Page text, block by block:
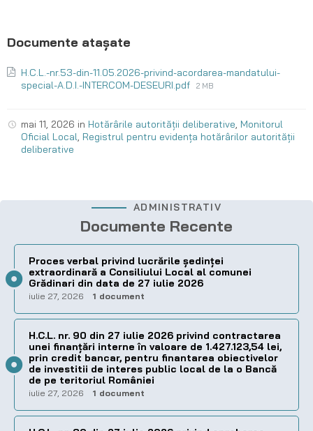
H.C.L.-nr.53-din-11.05.2026-privind-acordarea-mandatului-
special-A.D.I.-INTERCOM-DESEURI.pdf
2 MB
mai 11, 2026 in Hotărârile autorității deliberative, Monitorul
Oficial Local, Registrul pentru evidența hotărârilor autorității
deliberative
ADMINISTRATIV
Documente Recente
Proces verbal privind lucrările ședinței
extraordinară a Consiliului Local al comunei
Grădinari din data de 27 iulie 2026
iulie 27, 2026 1 document
H.C.L. nr. 90 din 27 iulie 2026 privind contractarea
unei finanțări interne în valoare de 1.427.123,54 lei,
prin credit bancar, pentru finantarea obiectivelor
de investitii de interes public local de la o Bancă
de pe teritoriul României
iulie 27, 2026 1 document